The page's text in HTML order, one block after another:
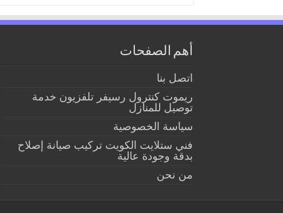
أهم الصفحات
اتصل بنا
ريموت كنترول رسيفر تلفزيون خدمة
توصيل للمنازل
سياسة الخصوصية
فني ستلايت الكويت تركيب صيانة إصلاح
بدقة وجودة عالية
من نحن